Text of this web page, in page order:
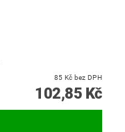
85 Kč bez DPH
102,85 Kč